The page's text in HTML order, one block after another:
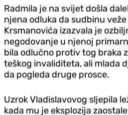
Radmila je na svijet došla
njena odluka da sudbinu
Krsmanovića izazvala je
negodovanje u njenoj
bila odlučno protiv tog braka
teškog invaliditeta, ali mlada
da pogleda druge prosce.
Uzrok Vladislavovog sljepila
kada mu je eksplozija